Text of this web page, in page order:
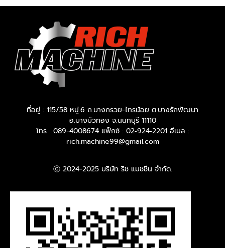
ที่อยู่ : 115/58 หมู่.6 ถ.บางกรวย-ไทรน้อย ต.บางรักพัฒนา
อ.บางบัวทอง จ.นนทบุรี 11110
โทร : 089-4008674 แฟ็กซ์ : 02‐924‐2201 อีเมล :
rich.machine99@gmail.com
ⓒ 2024-2025 บริษัท ริช แมชชีน จำกัด.